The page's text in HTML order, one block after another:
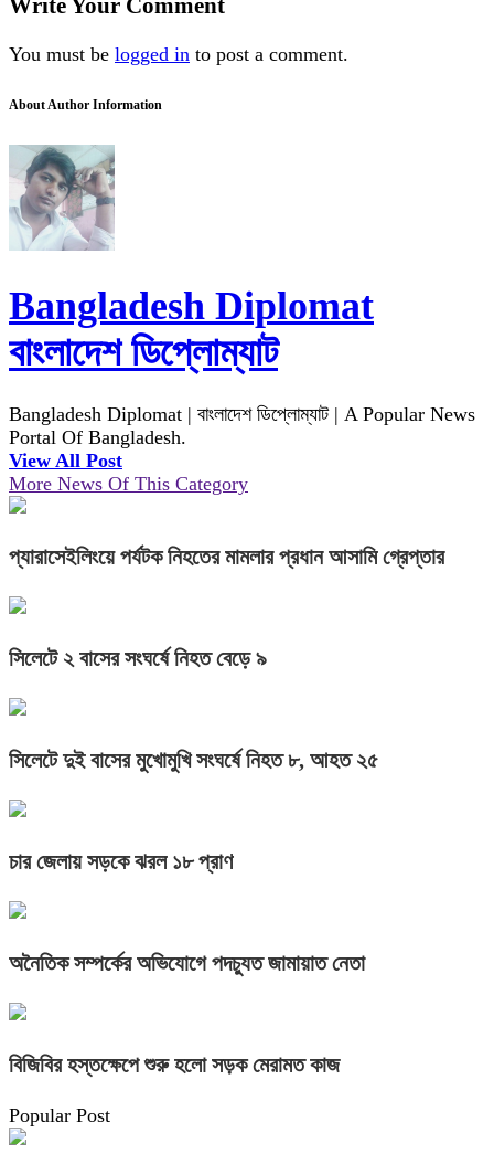
Write Your Comment
You must be logged in to post a comment.
About Author Information
Bangladesh Diplomat
বাংলাদেশ ডিপ্লোম্যাট
Bangladesh Diplomat | বাংলাদেশ ডিপ্লোম্যাট | A Popular News
Portal Of Bangladesh.
View All Post
More News Of This Category
প্যারাসেইলিংয়ে পর্যটক নিহতের মামলার প্রধান আসামি গ্রেপ্তার
সিলেটে ২ বাসের সংঘর্ষে নিহত বেড়ে ৯
সিলেটে দুই বাসের মুখোমুখি সংঘর্ষে নিহত ৮, আহত ২৫
চার জেলায় সড়কে ঝরল ১৮ প্রাণ
অনৈতিক সম্পর্কের অভিযোগে পদচ্যুত জামায়াত নেতা
বিজিবির হস্তক্ষেপে শুরু হলো সড়ক মেরামত কাজ
Popular Post